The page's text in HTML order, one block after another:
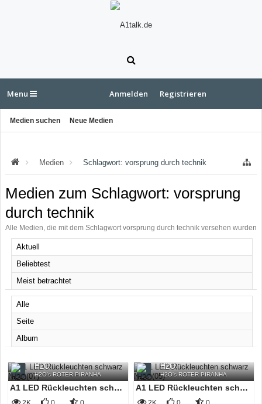
Menu
Medien suchen Neue Medien
Anmelden Registrieren
Medien Schlagwort: vorsprung durch technik
Medien zum Schlagwort: vorsprung
durch technik
Alle Medien, die mit dem Schlagwort vorsprung durch technik versehen wurden
Aktuell
Beliebtest
Meist betrachtet
Alle
Seite
Album
H2O
H2O's ROTER PIRANHA
A1 LED Rückleuchten schwarz NEU (07)
H2O
H2O's ROTER PIRANHA
A1 LED Rückleuchten schwarz NEU (05)